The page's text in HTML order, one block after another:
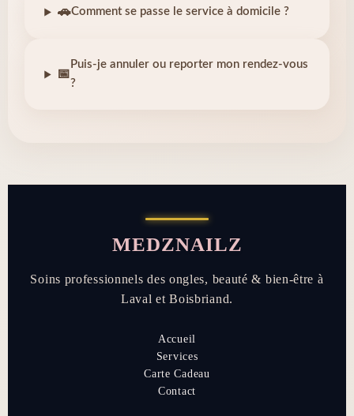
🚗Comment se passe le service à domicile ?
📅
Puis-je annuler ou reporter mon rendez-vous
?
MEDZNAILZ
Soins professionnels des ongles, beauté & bien-être à
Laval et Boisbriand.
Accueil
Services
Carte Cadeau
Contact